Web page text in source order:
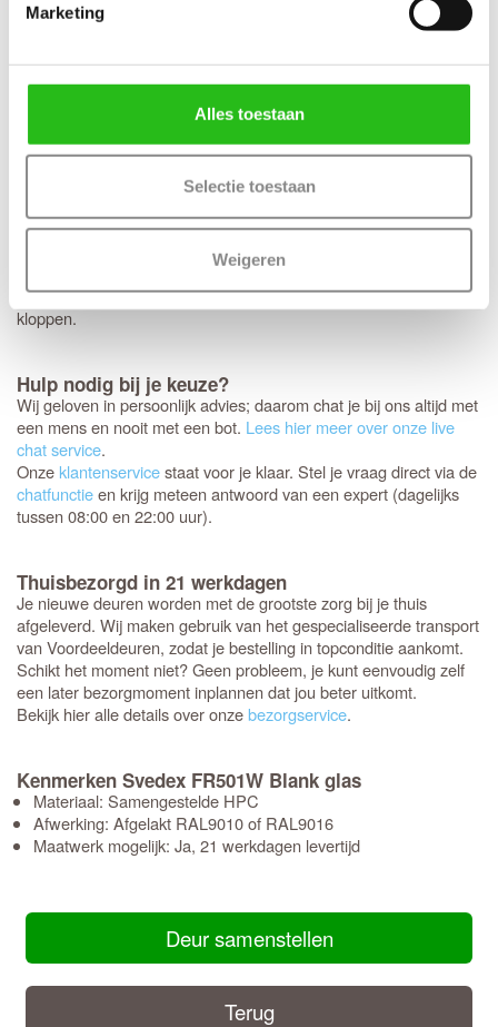
Marketing
Alles toestaan
Selectie toestaan
Weigeren
vierkant rozet? Dan bereiden we dit graag direct voor je voor.
Houd er wel rekening mee dat deze specifieke fabrieksboring
met minirozet. Mooie bijpassende zwarte deurkrukken speciaal
Controleer je bestelling zorgvuldig
speciaal voor jou samengesteld. Omdat het om dit specifieke
maatwerk gaat, is het niet mogelijk om de deuren te ruilen,
Controleer
keerextra goedof de afmetingen, kleur en uitvoering helemaal
kloppen.
Hulp nodig bij je keuze?
Wij geloven in persoonlijk advies; daarom chat je bij ons altijd met
een mens en nooit met een bot. Lees hier meer over onze live
chat service.
Onzeklantenservicestaat voor je klaar. Stel je vraag direct via de
chatfunctieen krijg meteen antwoord van een expert (dagelijks
tussen 08:00 en 22:00 uur).
Thuisbezorgd in 21 werkdagen
Je nieuwe deuren worden met de grootste zorg bij je thuis
afgeleverd. Wij maken gebruik van het gespecialiseerde transport
van Voordeeldeuren, zodat je bestelling in topconditie aankomt.
Schikt het moment niet? Geen probleem, je kunt eenvoudig zelf
een later bezorgmoment inplannen dat jou beter uitkomt.
Bekijk hier alle details over onzebezorgservice.
Kenmerken Svedex FR501W Blank glas
Materiaal: Samengestelde HPC
Afwerking: Afgelakt RAL9010 of RAL9016
Maatwerk mogelijk: Ja, 21 werkdagen levertijd
Deur samenstellen
Terug